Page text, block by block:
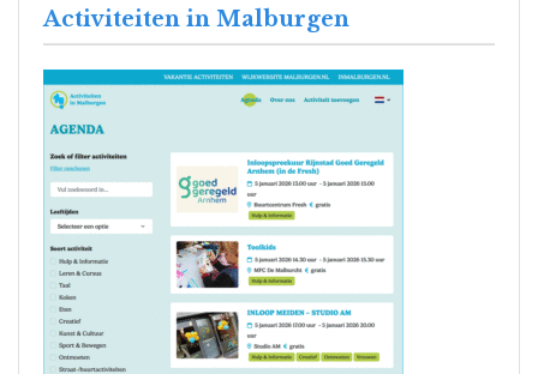
Activiteiten in Malburgen